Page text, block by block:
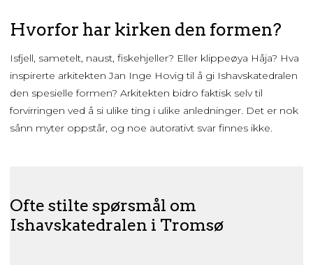
Hvorfor har kirken den formen?
Isfjell, sametelt, naust, fiskehjeller? Eller klippeøya Håja? Hva
inspirerte arkitekten Jan Inge Hovig til å gi Ishavskatedralen
den spesielle formen? Arkitekten bidro faktisk selv til
forvirringen ved å si ulike ting i ulike anledninger. Det er nok
sånn myter oppstår, og noe autorativt svar finnes ikke.
Ofte stilte spørsmål om
Ishavskatedralen i Tromsø